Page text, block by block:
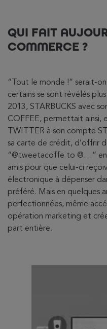
QUI FAIT
COMMERCE ?
“Tout le monde !” serait-
certains se sont révélés
2013, STARBUCKS avec
COFFEE, permettait ainsi,
TWITTER à son compte
sa carte de crédit, d’offrir
“@tweetacoffe to @…” en
amis pour que celui-ci
électronique à dépenser
préféré. Mais en quelques
perfectionnées, même
opération marketing et
part entière.